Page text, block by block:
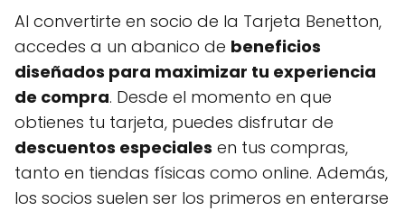
Al convertirte en socio de la Tarjeta Benetton,
accedes a un abanico de beneficios
diseñados para maximizar tu experiencia
de compra. Desde el momento en que
obtienes tu tarjeta, puedes disfrutar de
descuentos especiales en tus compras,
tanto en tiendas físicas como online. Además,
los socios suelen ser los primeros en enterarse